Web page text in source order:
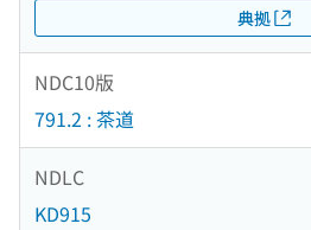
典拠
NDC10版
791.2 : 茶道
NDLC
KD915